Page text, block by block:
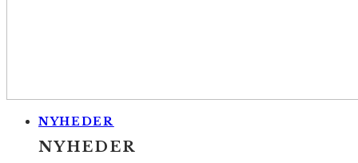
NYHEDER
NYHEDER